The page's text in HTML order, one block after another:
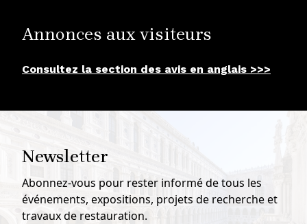
Annonces aux visiteurs
Consultez la section des avis en anglais >>>
Newsletter
Abonnez-vous pour rester informé de tous les
événements, expositions, projets de recherche et
travaux de restauration.